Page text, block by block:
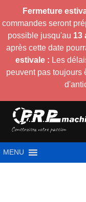
Fermeture
commandes seront
possible jusqu'au 13
après cette date
estivale : Les
peuvent pas toujours
MENU